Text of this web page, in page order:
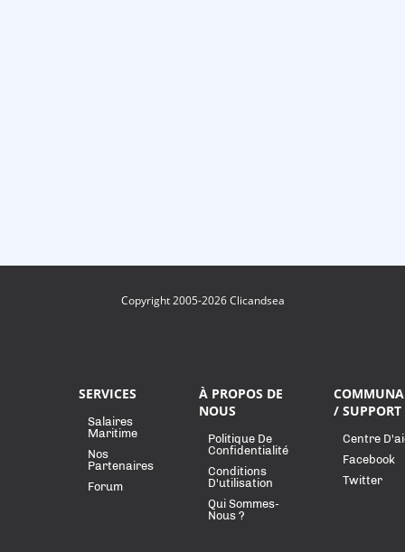
Copyright 2005-2026 Clicandsea
SERVICES
Salaires
Maritime
Nos
Partenaires
Forum
À PROPOS DE
NOUS
Politique De
Confidentialité
Conditions
D'utilisation
Qui Sommes-
Nous ?
/ SUPPORT
Centre
Facebook
Twitter